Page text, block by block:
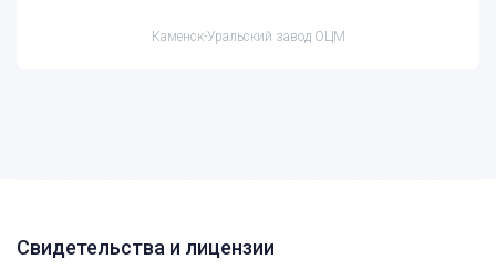
Каменск-Уральский завод ОЦМ
Свидетельства и лицензии